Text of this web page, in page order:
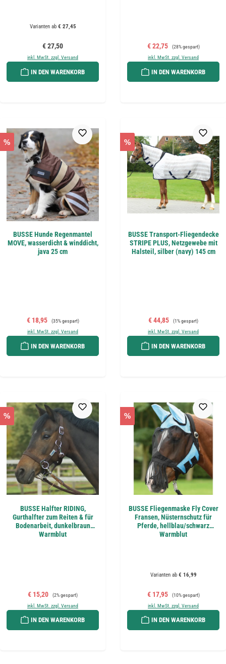
Varianten ab€ 27,45
Regulärer Preis:
€ 27,50
inkl. MwSt. zzgl. Versand
IN DEN WARENKORB
Verkaufspreis:
€ 22,75 Regulärer Preis:
(28% gespart)
inkl. MwSt. zzgl. Versand
IN DEN WARENKORB
%
BUSSE Hunde Regenmantel
MOVE, wasserdicht & winddicht,
java 25 cm
Verkaufspreis:
€ 18,95 Regulärer Preis:
(35% gespart)
inkl. MwSt. zzgl. Versand
IN DEN WARENKORB
%
BUSSE Transport-Fliegendecke
STRIPE PLUS, Netzgewebe mit
Halsteil, silber (navy) 145 cm
Verkaufspreis:
€ 44,85 Regulärer Preis:
(1% gespart)
inkl. MwSt. zzgl. Versand
IN DEN WARENKORB
%
BUSSE Halfter RIDING,
Gurthalfter zum Reiten & für
Bodenarbeit, dunkelbraun
Warmblut
Verkaufspreis:
€ 15,20 Regulärer Preis:
(2% gespart)
inkl. MwSt. zzgl. Versand
IN DEN WARENKORB
%
BUSSE Fliegenmaske Fly Cover
Fransen, Nüsternschutz für
Pferde, hellblau/schwarz
Warmblut
Varianten ab€ 16,99
Verkaufspreis:
€ 17,95 Regulärer Preis:
(10% gespart)
inkl. MwSt. zzgl. Versand
IN DEN WARENKORB